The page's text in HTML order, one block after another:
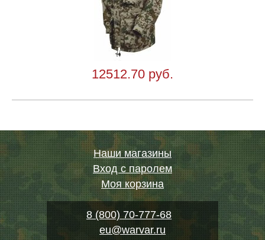
12512.70 руб.
Наши магазины
Вход с паролем
Моя корзина
8 (800) 70-777-68
eu@warvar.ru